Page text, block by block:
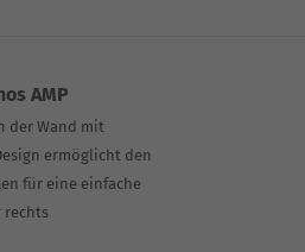
AMP
der Wand mit
ermöglicht den
für eine einfache
rechts